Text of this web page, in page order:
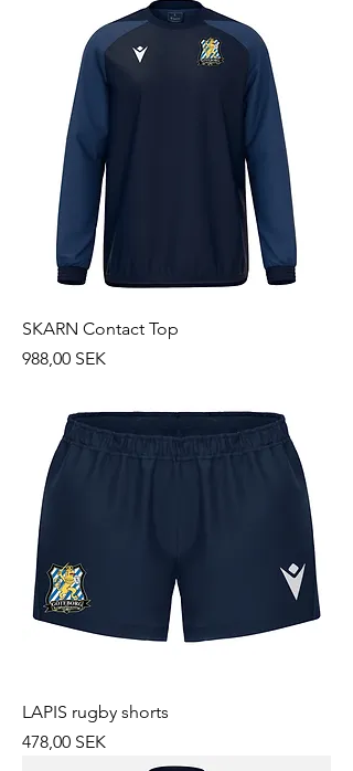
SKARN Contact Top
Prix
988,00 SEK
LAPIS rugby shorts
Prix
478,00 SEK